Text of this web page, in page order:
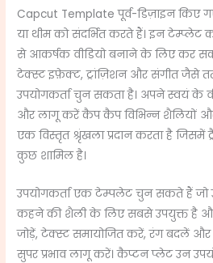
Capcut Template पूर्व-डिज़ाइन किए
या थीम को संदर्भित करते हैं। इन टेम्प्लेट
से आकर्षक वीडियो बनाने के लिए कर
टेक्स्ट इफ़ेक्ट, ट्रांज़िशन और संगीत जैसे
उपयोगकर्ता चुन सकता है। अपने स्वयं के
और लागू करें कैप कैप विभिन्न शैलियों
एक विस्तृत श्रृंखला प्रदान करता है
कुछ शामिल है।
उपयोगकर्ता एक टेम्पलेट चुन सकते हैं जो
कहने की शैली के लिए सबसे उपयुक्त है
जोड़ें, टेक्स्ट समायोजित करें, रंग बदलें
सुपर प्रभाव लागू करें। कैप्टन प्लेट उन